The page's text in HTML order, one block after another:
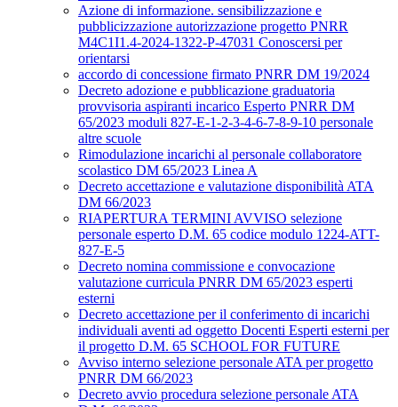
Azione di informazione. sensibilizzazione e
pubblicizzazione autorizzazione progetto PNRR
M4C1I1.4-2024-1322-P-47031 Conoscersi per
orientarsi
accordo di concessione firmato PNRR DM 19/2024
Decreto adozione e pubblicazione graduatoria
provvisoria aspiranti incarico Esperto PNRR DM
65/2023 moduli 827-E-1-2-3-4-6-7-8-9-10 personale
altre scuole
Rimodulazione incarichi al personale collaboratore
scolastico DM 65/2023 Linea A
Decreto accettazione e valutazione disponibilità ATA
DM 66/2023
RIAPERTURA TERMINI AVVISO selezione
personale esperto D.M. 65 codice modulo 1224-ATT-
827-E-5
Decreto nomina commissione e convocazione
valutazione curricula PNRR DM 65/2023 esperti
esterni
Decreto accettazione per il conferimento di incarichi
individuali aventi ad oggetto Docenti Esperti esterni per
il progetto D.M. 65 SCHOOL FOR FUTURE
Avviso interno selezione personale ATA per progetto
PNRR DM 66/2023
Decreto avvio procedura selezione personale ATA